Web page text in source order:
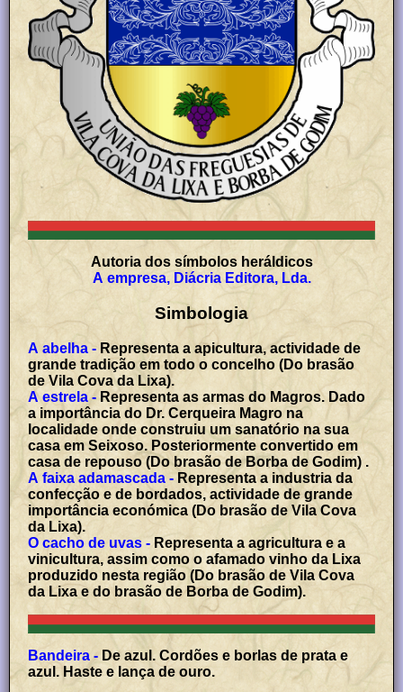
Autoria dos símbolos heráldicos
A empresa, Diácria Editora, Lda.
Simbologia
A abelha -Representa a apicultura, actividade de
grande tradição em todo o concelho (Do brasão
de Vila Cova da Lixa).
A estrela -
a importância do Dr. Cerqueira Magro na
localidade onde construiu um sanatório na sua
casa em Seixoso. Posteriormente convertido em
casa de repouso (Do brasão de Borba de Godim) .
A faixa adamascada - Representa a industria da
confecção e de bordados, actividade de grande
importância económica (Do brasão de Vila Cova
da Lixa).
O cacho de uvas - Representa a agricultura e a
vinicultura, assim como o afamado vinho da Lixa
produzido nesta região (Do brasão de Vila Cova
da Lixa e do brasão de Borba de Godim).
Bandeira - De azul. Cordões e borlas de prata e
azul. Haste e lança de ouro.